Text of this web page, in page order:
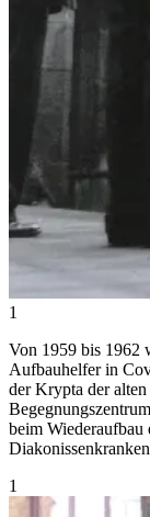
1
Von 1959 bis 1962
Aufbauhelfer in
der Krypta der
beim Wiederaufbau
1